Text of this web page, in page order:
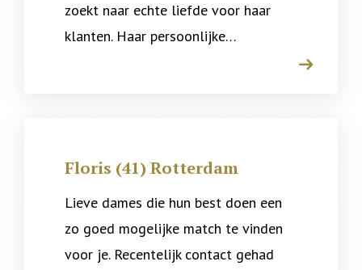
zoekt naar echte liefde voor haar
klanten. Haar persoonlijke…
arrow
Floris (41) Rotterdam
Lieve dames die hun best doen een
zo goed mogelijke match te vinden
voor je. Recentelijk contact gehad